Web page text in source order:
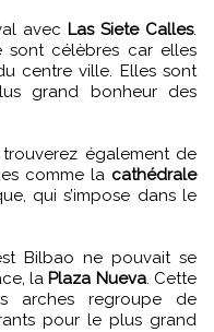
avec Las Siete Calles.
sont célèbres car elles
centre ville. Elles sont
grand bonheur des
également de
comme la cathédrale
qui s’impose dans le
Bilbao ne pouvait se
la Plaza Nueva. Cette
arches regroupe de
pour le plus grand